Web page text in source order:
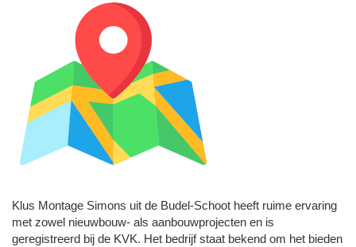
Klus Montage Simons uit de Budel-Schoot heeft ruime ervaring
met zowel nieuwbouw- als aanbouwprojecten en is
geregistreerd bij de KVK. Het bedrijf staat bekend om het bieden